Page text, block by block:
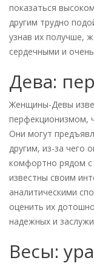
показаться
другим трудно
узнав их получше,
сердечными и
Дева:
Женщины-Девы
перфекционизмом,
Они могут
другим, из-за чего
комфортно рядом
известны своим
аналитическими
оценить их
надежных и
Весы: